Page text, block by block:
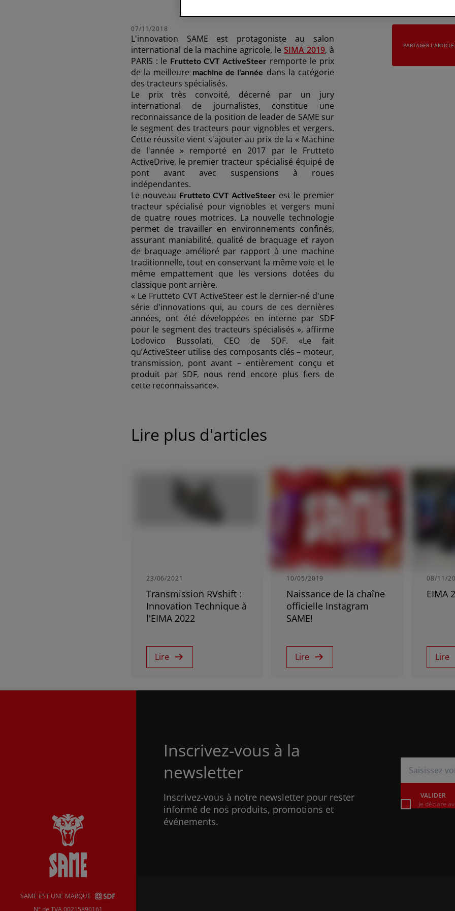
Découvrez
FRUTTETO³ NATURAL
AFRICA AND
MIDDLE-EAST
ASIA
FAR EAST AND
PACIFIC
Far East and Pacific (English)
Inscription Newsletter
07/11/2018
L'innovation SAME est protagoniste au salon
international de la machine agricole, leSIMA 2019, à
PARIS : le Frutteto CVT ActiveSteer remporte le prix
de la meilleure machine de l'année dans la catégorie
des tracteurs spécialisés.
Le prix très convoité, décerné par un jury
international de journalistes, constitue une
reconnaissance de la position de leader de SAME sur
le segment des tracteurs pour vignobles et vergers.
Cette réussite vient s'ajouter au prix de la « Machine
de l'année » remporté en 2017 par le Frutteto
ActiveDrive, le premier tracteur spécialisé équipé de
pont avant avec suspensions à roues
indépendantes.
Le nouveau Frutteto CVT ActiveSteer est le premier
tracteur spécialisé pour vignobles et vergers muni
de quatre roues motrices. La nouvelle technologie
permet de travailler en environnements confinés,
assurant maniabilité, qualité de braquage et rayon
de braquage amélioré par rapport à une machine
traditionnelle, tout en conservant la même voie et le
même empattement que les versions dotées du
classique pont arrière.
« Le Frutteto CVT ActiveSteer est le dernier-né d'une
série d'innovations qui, au cours de ces dernières
années, ont été développées en interne par SDF
pour le segment des tracteurs spécialisés », affirme
Lodovico Bussolati, CEO de SDF. «Le fait
qu’ActiveSteer utilise des composants clés – moteur,
transmission, pont avant – entièrement conçu et
produit par SDF, nous rend encore plus fiers de
cette reconnaissance».
PARTAGER L'ARTICLE:
Lire plus d'articles
23/06/2021
Transmission RVshift :
Innovation Technique à
l'EIMA 2022
Lire
10/05/2019
Naissance de la chaîne
officielle Instagram
SAME!
Lire
08/11/
EIMA
Lire
SAME EST UNE MARQUE
Inscrivez-vous à la
newsletter
Inscrivez-vous à notre newsletter pour rester
informé de nos produits, promotions et
événements.
VALIDER
Je déclare